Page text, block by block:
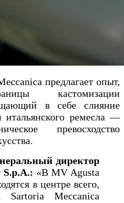
предлагает опыт,
кастомизации
в себе слияние
итальянского ремесла —
превосходство
директор
«В MV Agusta
в центре всего,
Meccanica